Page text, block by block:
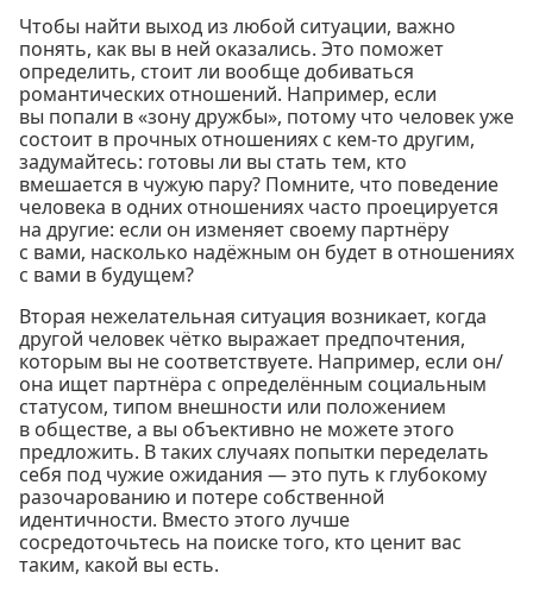
Чтобы найти выход из любой ситуации, важно
понять, как вы в ней оказались. Это поможет
определить, стоит ли вообще добиваться
романтических отношений. Например, если
вы попали в «зону дружбы», потому что человек уже
состоит в прочных отношениях с кем-то другим,
задумайтесь: готовы ли вы стать тем, кто
вмешается в чужую пару? Помните, что поведение
человека в одних отношениях часто проецируется
на другие: если он изменяет своему партнёру
с вами, насколько надёжным он будет в отношениях
с вами в будущем?
Вторая нежелательная ситуация возникает, когда
другой человек чётко выражает предпочтения,
которым вы не соответствуете. Например, если он/
она ищет партнёра с определённым социальным
статусом, типом внешности или положением
в обществе, а вы объективно не можете этого
предложить. В таких случаях попытки переделать
себя под чужие ожидания — это путь к глубокому
разочарованию и потере собственной
идентичности. Вместо этого лучше
сосредоточьтесь на поиске того, кто ценит вас
таким, какой вы есть.